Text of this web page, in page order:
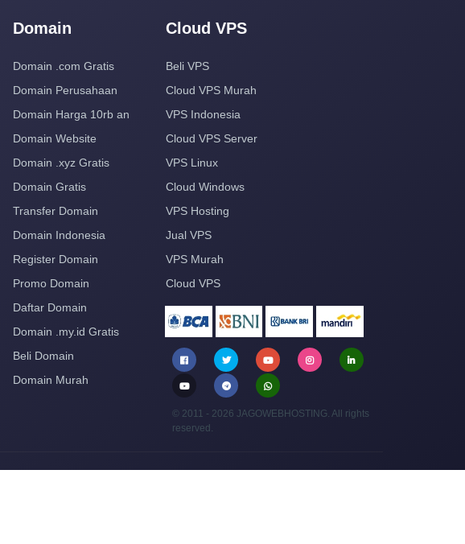
Domain
Domain .com Gratis
Domain Perusahaan
Domain Harga 10rb an
Domain Website
Domain .xyz Gratis
Domain Gratis
Transfer Domain
Domain Indonesia
Register Domain
Promo Domain
Daftar Domain
Domain .my.id Gratis
Beli Domain
Domain Murah
Cloud VPS
Beli VPS
Cloud VPS Murah
VPS Indonesia
Cloud VPS Server
VPS Linux
Cloud Windows
VPS Hosting
Jual VPS
VPS Murah
Cloud VPS
© 2011 - 2026 JAGOWEBHOSTING. All rights
reserved.